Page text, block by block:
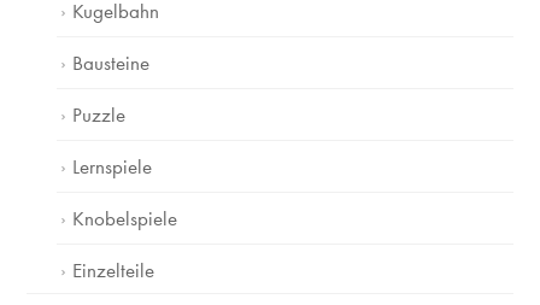
Kugelbahn
Bausteine
Puzzle
Lernspiele
Knobelspiele
Einzelteile